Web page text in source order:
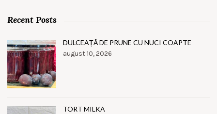
Recent Posts
DULCEAȚĂ DE PRUNE CU NUCI COAPTE
august 10, 2026
TORT MILKA